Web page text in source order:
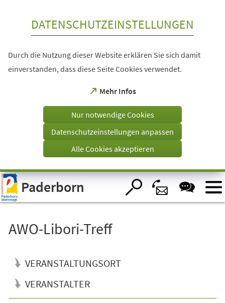
Visuelle
Assistenzsoftware
öffnen.
DATENSCHUTZEINSTELLUNGEN
Durch die Nutzung dieser Website erklären Sie sich damit
einverstanden, dass diese Seite Cookies verwendet.
Mehr Infos
(Öffnet
einem
Tab)
Nur notwendige Cookies
Datenschutzeinstellungen anpassen
Alle Cookies akzeptieren
Paderborn
AWO-Libori-Treff
VERANSTALTUNGSORT
VERANSTALTER